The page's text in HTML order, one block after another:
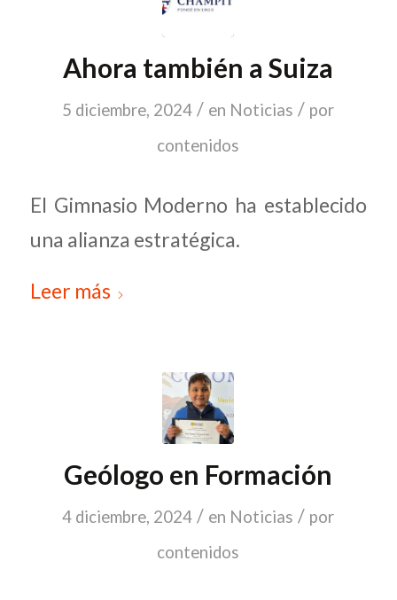
Ahora también a Suiza
5 diciembre, 2024 / en Noticias / por
contenidos
El Gimnasio Moderno ha establecido
una alianza estratégica.
Leer más
Geólogo en Formación
4 diciembre, 2024 / en Noticias / por
contenidos